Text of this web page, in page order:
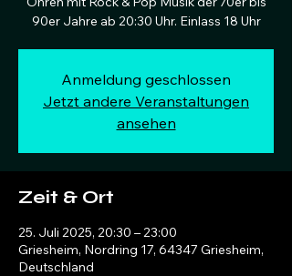
90er Jahre ab 20:30 Uhr. Einlass 18 Uhr
Anmeldung geschlossen
Jetzt andere Veranstaltungen
ansehen
Zeit & Ort
25. Juli 2025, 20:30 – 23:00
Griesheim, Nordring 17, 64347 Griesheim,
Deutschland